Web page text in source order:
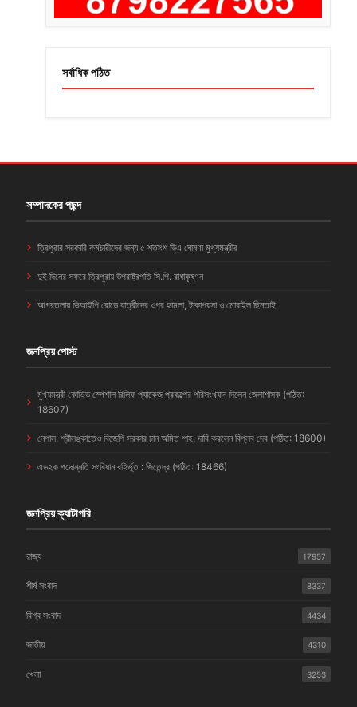
সর্বাধিক পঠিত
সম্পাদকের পছন্দ
ত্রিপুরার সরকারি কর্মচারীদের জন্য ৫ শতাংশ ডিএ ঘোষণা মুখ্যমন্ত্রীর
দুই দিনের সফরে ত্রিপুরায় উপরাষ্ট্রপতি সি.পি. রাধাকৃষ্ণন
আগরতলায় ভিআইপি রোডে যাত্রীদের ওপর হামলা, টাকাপয়সা ও মোবাইল ছিনতাই
জনপ্রিয় পোস্ট
মুখ্যমন্ত্রী কোভিড স্পেশাল রিলিফ প্যাকেজ প্রকল্পের পরিসংখ্যান দিলেন জেলাশাসক (পঠিত:
18607)
নেপাল, শ্রীলঙ্কাতেও বিজেপি সরকার চান অমিত শাহ, দাবি করলেন বিপ্লব দেব (পঠিত: 18600)
এডহক পদোন্নতি সংবিধান বহির্ভূত : জিতেন্দ্র (পঠিত: 18466)
জনপ্রিয় ক্যাটাগরি
রাজ্য 17957
শীর্ষ সংবাদ 8337
বিশ্ব সংবাদ 4434
জাতীয় 4310
খেলা 3253